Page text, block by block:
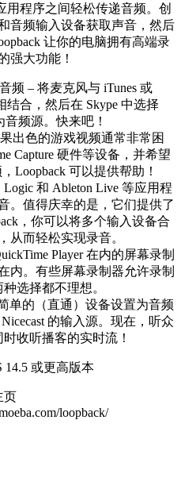
用程序之间轻松传递音频。创
音频输入设备获取声音，然后
让你的电脑拥有高端录
强大功能！
频 – 将麦克风与 iTunes 或
结合，然后在 Skype 中选择
音频源。快来吧！
出色的游戏视频通常非常困
Capture 硬件等设备，并希望
Loopback 可以提供帮助！
和 Ableton Live 等应用程
。值得庆幸的是，它们提供了
，你可以将多个输入设备合
从而轻松实现录音。
Player 在内的屏幕录制
内。有些屏幕录制器允许录制
选择都不理想。
单的（直通）设备设置为音频
的输入源。现在，听众
收听播客的实时流！
14.5 或更高版本
页
loopback/